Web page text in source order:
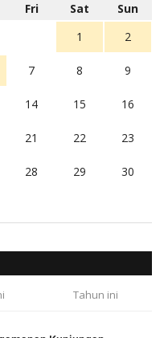
Fri Sat
Sun
1
2
7 8 9
14 15 16
21 22 23
28 29 30
Tahun ini